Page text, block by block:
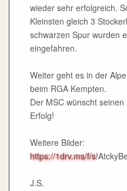
wieder sehr erfolgreich.
Kleinsten gleich 3
schwarzen Spur wurden
eingefahren.
Weiter geht es in der
beim RGA Kempten.
Der MSC wünscht
Erfolg!
Weitere Bilder:
https://1drv.ms/f/s
J.S.